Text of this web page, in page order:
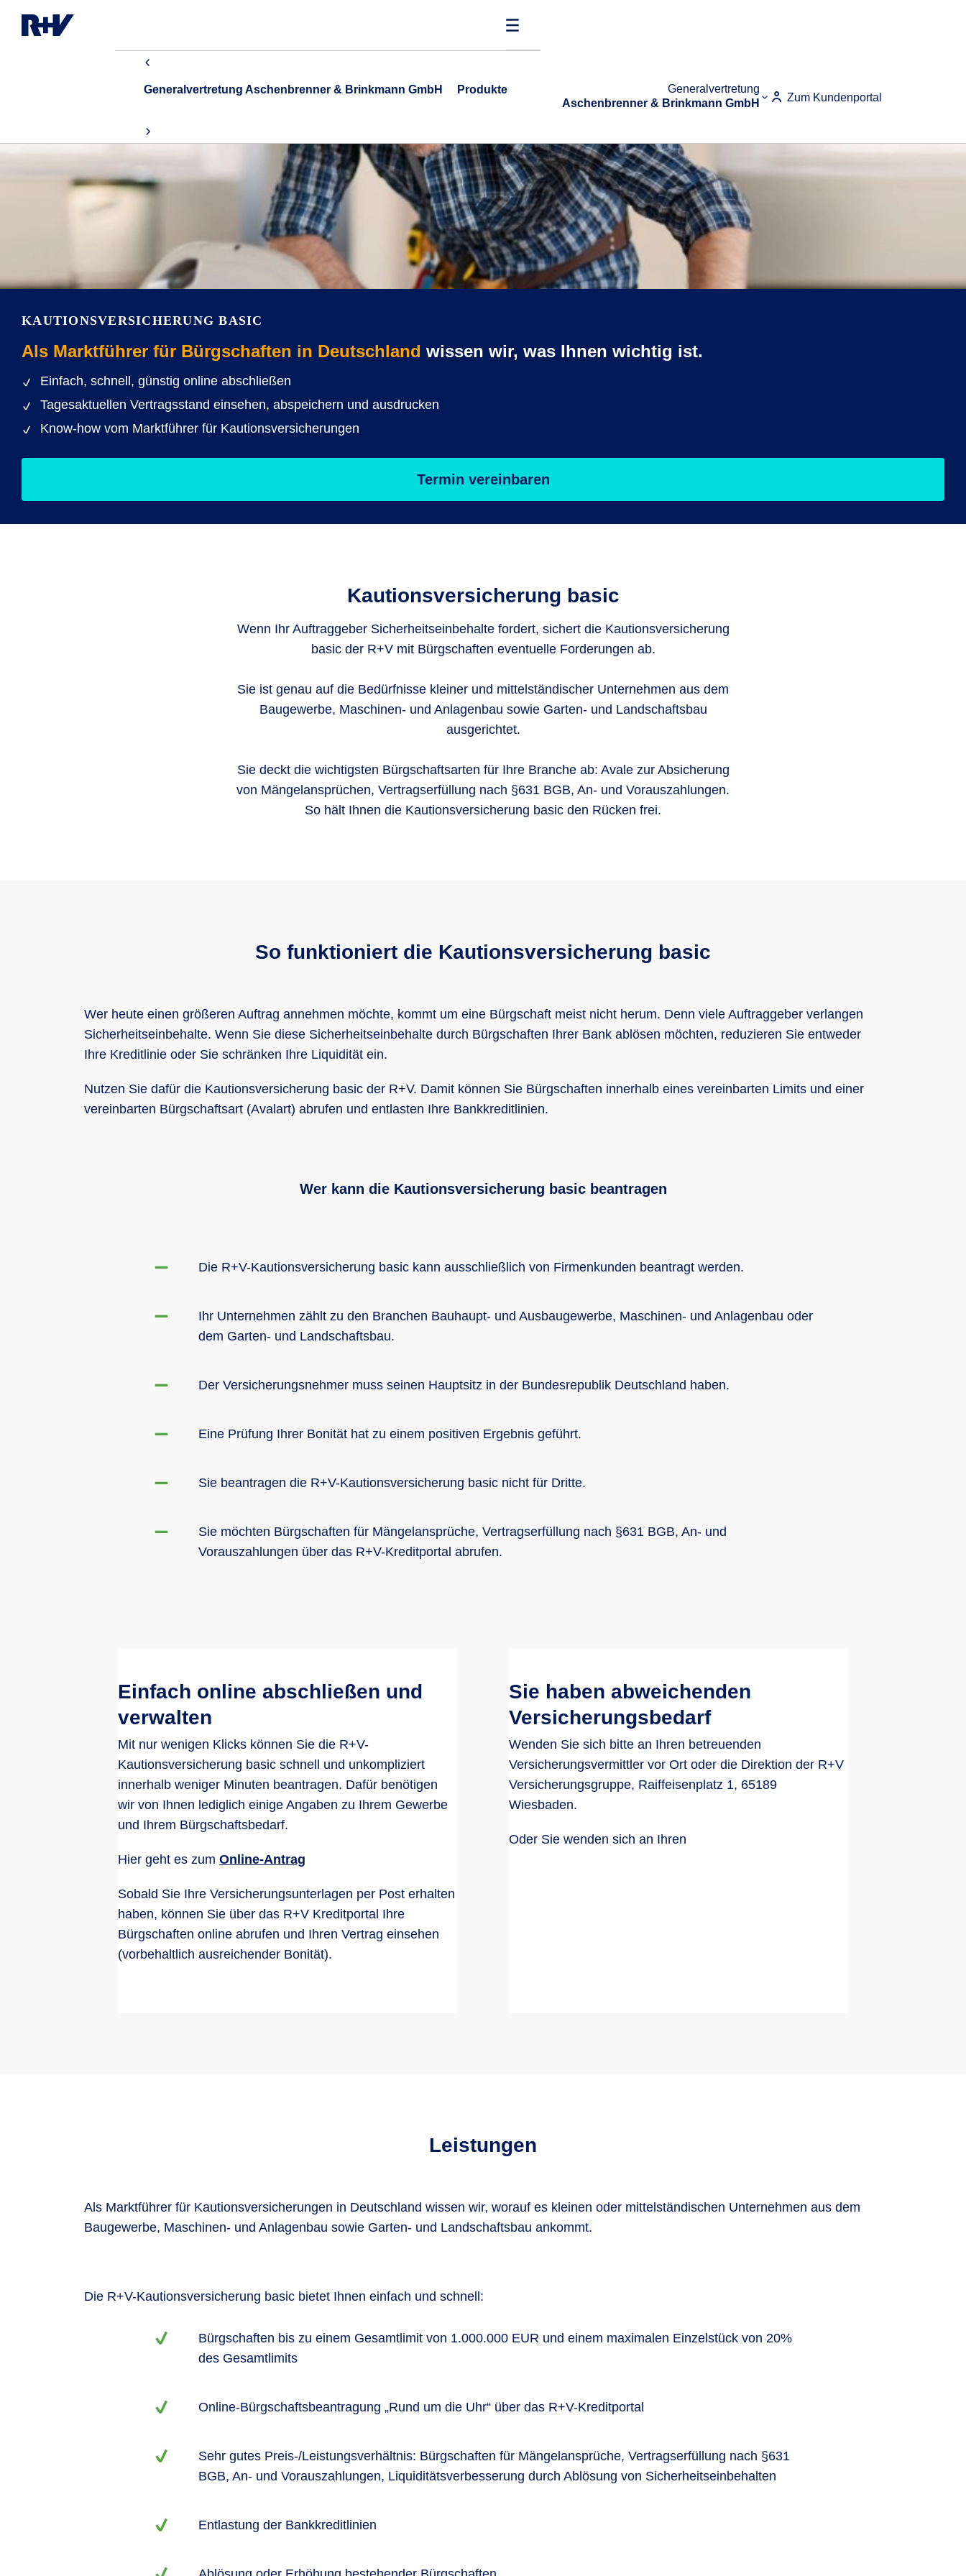
Generalvertretung
Aschenbrenner & Brinkmann GmbH
Zum Kundenportal
Generalvertretung Aschenbrenner & Brinkmann GmbH Produkte
KAUTIONSVERSICHERUNG BASIC
Als Marktführer für Bürgschaften in Deutschland wissen wir, was Ihnen wichtig ist.
Einfach, schnell, günstig online abschließen
Tagesaktuellen Vertragsstand einsehen, abspeichern und ausdrucken
Know-how vom Marktführer für Kautionsversicherungen
Termin vereinbaren
Kautionsversicherung basic
Wenn Ihr Auftraggeber Sicherheitseinbehalte fordert, sichert die Kautionsversicherung
basic der R+V mit Bürgschaften eventuelle Forderungen ab.
Sie ist genau auf die Bedürfnisse kleiner und mittelständischer Unternehmen aus dem
Baugewerbe, Maschinen- und Anlagenbau sowie Garten- und Landschaftsbau
ausgerichtet.
Sie deckt die wichtigsten Bürgschaftsarten für Ihre Branche ab: Avale zur Absicherung
von Mängelansprüchen, Vertragserfüllung nach §631 BGB, An- und Vorauszahlungen.
So hält Ihnen die Kautionsversicherung basic den Rücken frei.
So funktioniert die Kautionsversicherung basic
Wer heute einen größeren Auftrag annehmen möchte, kommt um eine Bürgschaft meist nicht herum. Denn viele Auftraggeber verlangen
Sicherheitseinbehalte. Wenn Sie diese Sicherheitseinbehalte durch Bürgschaften Ihrer Bank ablösen möchten, reduzieren Sie entweder
Ihre Kreditlinie oder Sie schränken Ihre Liquidität ein.
Nutzen Sie dafür die Kautionsversicherung basic der R+V. Damit können Sie Bürgschaften innerhalb eines vereinbarten Limits und einer
vereinbarten Bürgschaftsart (Avalart) abrufen und entlasten Ihre Bankkreditlinien.
Wer kann die Kautionsversicherung basic beantragen
Die R+V-Kautionsversicherung basic kann ausschließlich von Firmenkunden beantragt werden.
Ihr Unternehmen zählt zu den Branchen Bauhaupt- und Ausbaugewerbe, Maschinen- und Anlagenbau oder
dem Garten- und Landschaftsbau.
Der Versicherungsnehmer muss seinen Hauptsitz in der Bundesrepublik Deutschland haben.
Eine Prüfung Ihrer Bonität hat zu einem positiven Ergebnis geführt.
Sie beantragen die R+V-Kautionsversicherung basic nicht für Dritte.
Sie möchten Bürgschaften für Mängelansprüche, Vertragserfüllung nach §631 BGB, An- und
Vorauszahlungen über das R+V-Kreditportal abrufen.
Einfach online abschließen und
verwalten
Mit nur wenigen Klicks können Sie die R+V-
Kautionsversicherung basic schnell und unkompliziert
innerhalb weniger Minuten beantragen. Dafür benötigen
wir von Ihnen lediglich einige Angaben zu Ihrem Gewerbe
und Ihrem Bürgschaftsbedarf.
Hier geht es zum Online-Antrag
Sobald Sie Ihre Versicherungsunterlagen per Post erhalten
haben, können Sie über das R+V Kreditportal Ihre
Bürgschaften online abrufen und Ihren Vertrag einsehen
(vorbehaltlich ausreichender Bonität).
Sie haben abweichenden
Versicherungsbedarf
Wenden Sie sich bitte an Ihren betreuenden
Versicherungsvermittler vor Ort oder die Direktion der R+V
Versicherungsgruppe, Raiffeisenplatz 1, 65189
Wiesbaden.
Oder Sie wenden sich an Ihren
Leistungen
Als Marktführer für Kautionsversicherungen in Deutschland wissen wir, worauf es kleinen oder mittelständischen Unternehmen aus dem
Baugewerbe, Maschinen- und Anlagenbau sowie Garten- und Landschaftsbau ankommt.
Die R+V-Kautionsversicherung basic bietet Ihnen einfach und schnell:
Bürgschaften bis zu einem Gesamtlimit von 1.000.000 EUR und einem maximalen Einzelstück von 20%
des Gesamtlimits
Online-Bürgschaftsbeantragung „Rund um die Uhr“ über das R+V-Kreditportal
Sehr gutes Preis-/Leistungsverhältnis: Bürgschaften für Mängelansprüche, Vertragserfüllung nach §631
BGB, An- und Vorauszahlungen, Liquiditätsverbesserung durch Ablösung von Sicherheitseinbehalten
Entlastung der Bankkreditlinien